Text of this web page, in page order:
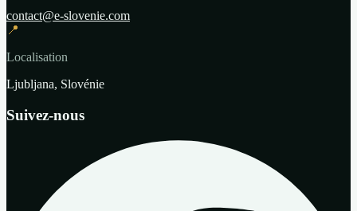
contact@e-slovenie.com
📍
Localisation
Ljubljana, Slovénie
Suivez-nous